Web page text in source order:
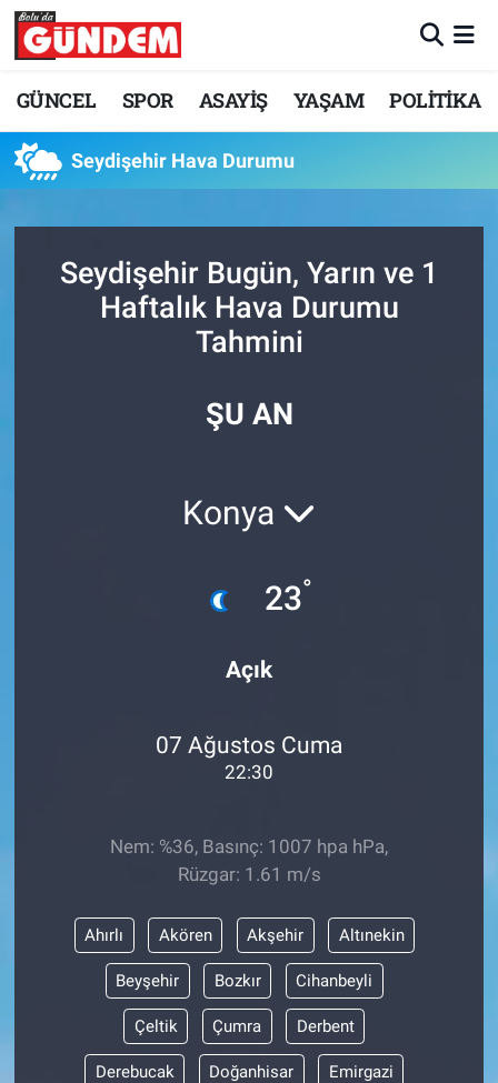
GÜNCEL SPOR ASAYİŞ YAŞAM POLİTİKA
Seydişehir Hava Durumu
Seydişehir Bugün, Yarın ve 1
Haftalık Hava Durumu
Tahmini
ŞU AN
Konya
23°
Açık
07 Ağustos Cuma
22:30
Nem: %36, Basınç: 1007 hpa hPa,
Rüzgar: 1.61 m/s
Ahırlı Akören Akşehir Altınekin
Beyşehir Bozkır Cihanbeyli
Çeltik Çumra Derbent
Derebucak Doğanhisar Emirgazi
Merkez Nöbetçi Eczaneler
Süper Lig Puan Durumu ve Fikstür
Tüm Manşetler